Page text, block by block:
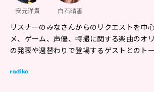
安元洋貴 白石晴香
リスナーのみなさんからのリクエストを中
メ、ゲーム、声優、特撮に関する楽曲のオ
の発表や週替わりで登場するゲストとのト